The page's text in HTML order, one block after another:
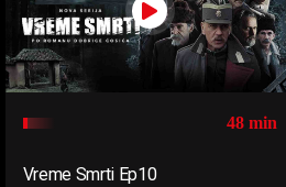
48 min
Vreme Smrti Ep10